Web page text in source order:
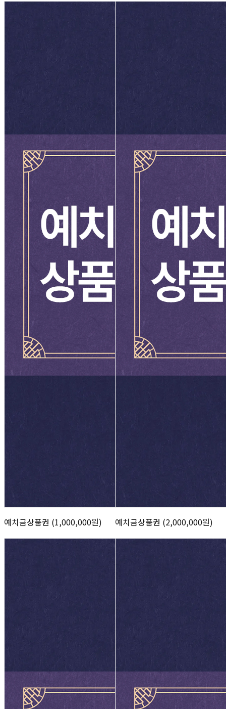
예치금상품권 (1,000,000원) 예치금상품권 (2,000,000원)